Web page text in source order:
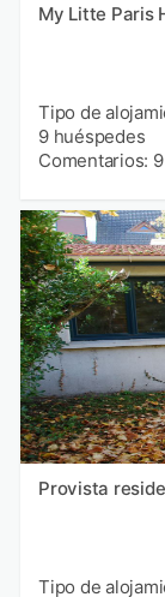
My Litte Paris
Tipo de
9 huéspedes
Comentarios: 9
Provista
Tipo de